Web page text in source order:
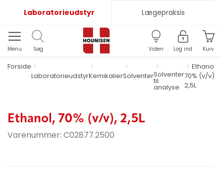
Laboratorieudstyr Lægepraksis
Menu Søg Viden Log ind Kurv
Forside
LaboratorieudstyrKemikalierSolventerSolventer
til
analyse
Ethanol,
70% (v/v),
2,5L
Ethanol, 70% (v/v), 2,5L
Varenummer: C02877.2500